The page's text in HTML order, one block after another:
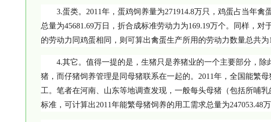
3.蛋类。2011年，蛋鸡饲养量为271914.8万只，鸡蛋占当年
总量为45681.69万日，折合成标准劳动力为169.19万个。同样，
的劳动力同鸡蛋相同，则可算出禽蛋生产所用的劳动力数量总共为
4.其它。值得一提的是，生猪只是养猪业的一个主要部分，
猪，而仔猪饲养管理是同母猪联系在一起的。2011年，全国能繁
工。笔者在河南、山东等地调查发现，一般每头母猪（包括所哺
标准，可计算出2011年能繁母猪饲养的用工需求总量为247053.48